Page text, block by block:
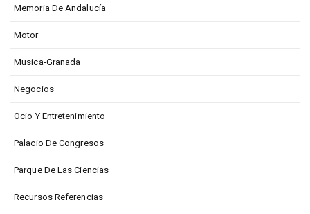
Memoria De Andalucía
Motor
Musica-Granada
Negocios
Ocio Y Entretenimiento
Palacio De Congresos
Parque De Las Ciencias
Recursos Referencias